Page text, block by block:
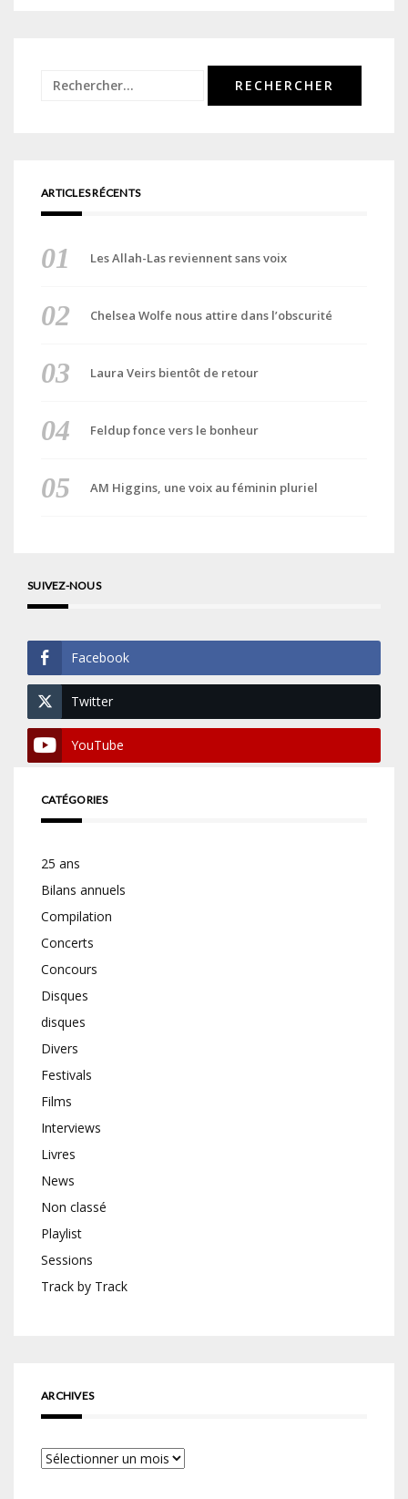
Rechercher :
ARTICLES RÉCENTS
Les Allah-Las reviennent sans voix
Chelsea Wolfe nous attire dans l’obscurité
Laura Veirs bientôt de retour
Feldup fonce vers le bonheur
AM Higgins, une voix au féminin pluriel
SUIVEZ-NOUS
Facebook
Twitter
YouTube
CATÉGORIES
25 ans
Bilans annuels
Compilation
Concerts
Concours
Disques
disques
Divers
Festivals
Films
Interviews
Livres
News
Non classé
Playlist
Sessions
Track by Track
ARCHIVES
Archives